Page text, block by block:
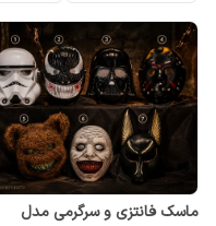
ماسک فانتزی و سرگرمی مدل